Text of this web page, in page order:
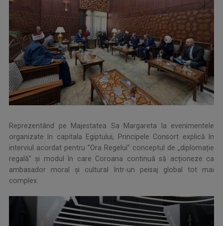
Reprezentând pe Majestatea Sa Margareta la evenimentele
organizate în capitala Egiptului, Principele Consort explică în
interviul acordat pentru ”Ora Regelui” conceptul de „diplomație
regală” și modul în care Coroana continuă să acționeze ca
ambasador moral și cultural într-un peisaj global tot mai
complex.